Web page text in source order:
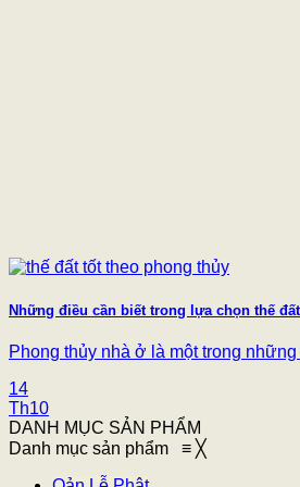
Những điều cần biết trong lựa chọn thế
Phong thủy nhà ở là một trong
14
Th10
DANH MỤC SẢN PHẨM
Danh mục sản phẩm ≡ ╳